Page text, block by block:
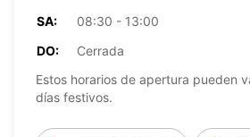
SA:
08:30 - 13:00
DO:
Cerrada
Estos horarios de apertura pueden
días festivos.